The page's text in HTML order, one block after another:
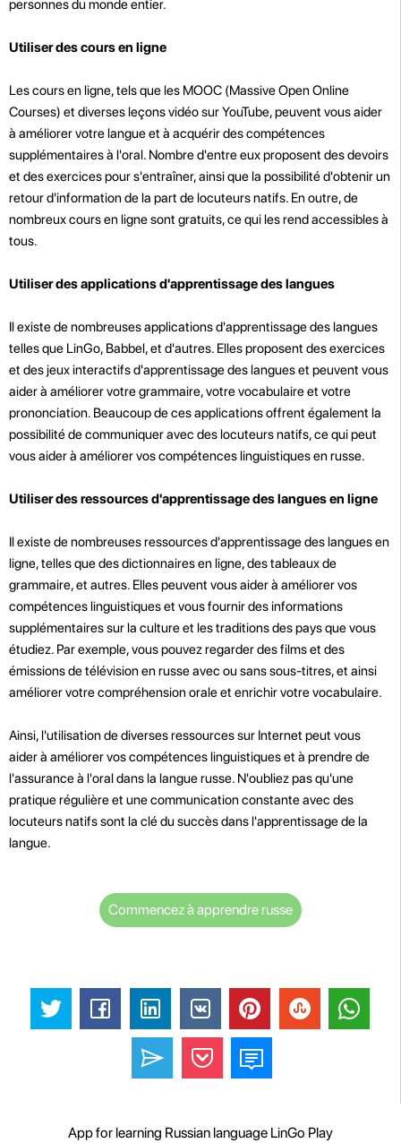
personnes du monde entier.
Utiliser des cours en ligne
Les cours en ligne, tels que les MOOC (Massive Open Online
Courses) et diverses leçons vidéo sur YouTube, peuvent vous aider
à améliorer votre langue et à acquérir des compétences
supplémentaires à l'oral. Nombre d'entre eux proposent des devoirs
et des exercices pour s'entraîner, ainsi que la possibilité d'obtenir un
retour d'information de la part de locuteurs natifs. En outre, de
nombreux cours en ligne sont gratuits, ce qui les rend accessibles à
tous.
Utiliser des applications d'apprentissage des langues
Il existe de nombreuses applications d'apprentissage des langues
telles que LinGo, Babbel, et d'autres. Elles proposent des exercices
et des jeux interactifs d'apprentissage des langues et peuvent vous
aider à améliorer votre grammaire, votre vocabulaire et votre
prononciation. Beaucoup de ces applications offrent également la
possibilité de communiquer avec des locuteurs natifs, ce qui peut
vous aider à améliorer vos compétences linguistiques en russe.
Utiliser des ressources d'apprentissage des langues en ligne
Il existe de nombreuses ressources d'apprentissage des langues en
ligne, telles que des dictionnaires en ligne, des tableaux de
grammaire, et autres. Elles peuvent vous aider à améliorer vos
compétences linguistiques et vous fournir des informations
supplémentaires sur la culture et les traditions des pays que vous
étudiez. Par exemple, vous pouvez regarder des films et des
émissions de télévision en russe avec ou sans sous-titres, et ainsi
améliorer votre compréhension orale et enrichir votre vocabulaire.
Ainsi, l'utilisation de diverses ressources sur Internet peut vous
aider à améliorer vos compétences linguistiques et à prendre de
l'assurance à l'oral dans la langue russe. N'oubliez pas qu'une
pratique régulière et une communication constante avec des
locuteurs natifs sont la clé du succès dans l'apprentissage de la
langue.
Commencez à apprendre russe
App for learning Russian language LinGo Play